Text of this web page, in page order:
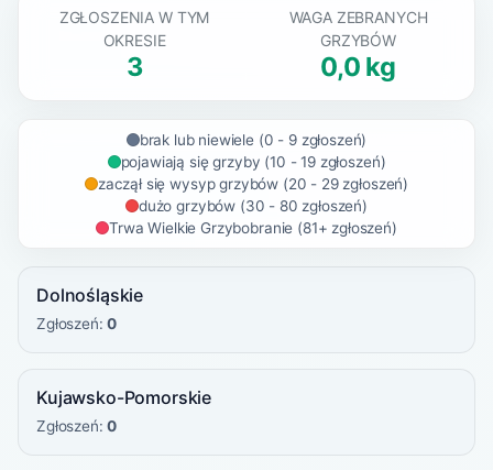
ZGŁOSZENIA W TYM
OKRESIE
3
WAGA ZEBRANYCH
GRZYBÓW
0,0 kg
brak lub niewiele (0 - 9 zgłoszeń)
pojawiają się grzyby (10 - 19 zgłoszeń)
zaczął się wysyp grzybów (20 - 29 zgłoszeń)
dużo grzybów (30 - 80 zgłoszeń)
Trwa Wielkie Grzybobranie (81+ zgłoszeń)
Dolnośląskie
Zgłoszeń:0
Kujawsko-Pomorskie
Zgłoszeń:0